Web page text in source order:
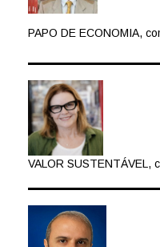
PAPO DE ECONOMIA,
VALOR SUSTENTÁVEL,